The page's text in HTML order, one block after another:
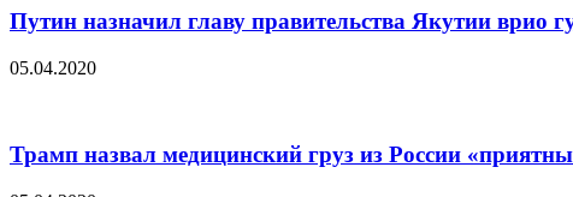
Путин назначил главу правительства Якутии врио
05.04.2020
Трамп назвал медицинский груз из России